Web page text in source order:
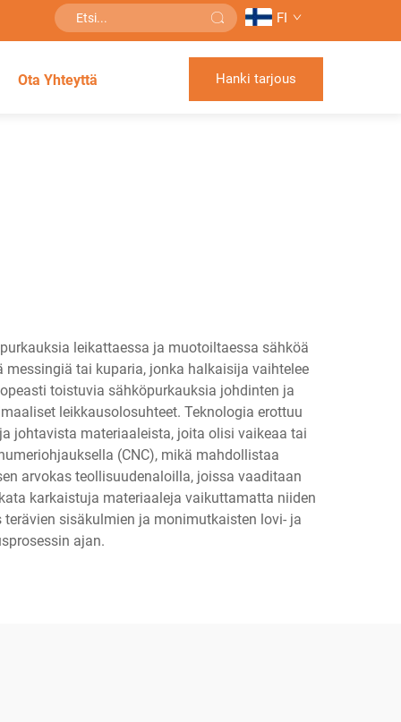
FI
Ota Yhteyttä Hanki tarjous
leikattaessa ja muotoiltaessa sähköä
tai kuparia, jonka halkaisija vaihtelee
toistuvia sähköpurkauksia johdinten ja
leikkausolosuhteet. Teknologia erottuu
johtavista materiaaleista, joita olisi vaikeaa tai
(CNC), mikä mahdollistaa
arvokas teollisuudenaloilla, joissa vaaditaan
karkaistuja materiaaleja vaikuttamatta niiden
sisäkulmien ja monimutkaisten lovi- ja
ajan.